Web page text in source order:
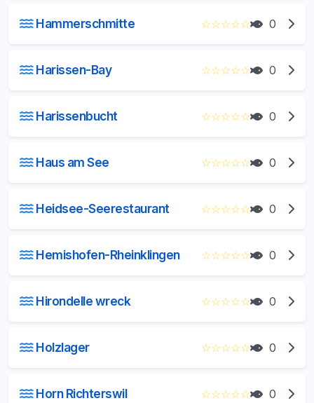
Hammerschmitte ☆☆☆☆☆ 0
Harissen-Bay ☆☆☆☆☆ 0
Harissenbucht ☆☆☆☆☆ 0
Haus am See ☆☆☆☆☆ 0
Heidsee-Seerestaurant ☆☆☆☆☆ 0
Hemishofen-Rheinklingen ☆☆☆☆☆ 0
Hirondelle wreck ☆☆☆☆☆ 0
Holzlager ☆☆☆☆☆ 0
Horn Richterswil ☆☆☆☆☆ 0